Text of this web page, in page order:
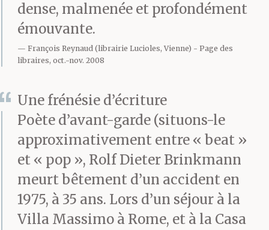
dense, malmenée et profondément
émouvante.
François Reynaud (librairie Lucioles, Vienne)
Page des
libraires, oct.-nov. 2008
Une frénésie d’écriture
Poète d’avant-garde (situons-le
approximativement entre « beat »
et « pop », Rolf Dieter Brinkmann
meurt bêtement d’un accident en
1975, à 35 ans. Lors d’un séjour à la
Villa Massimo à Rome, et à la Casa